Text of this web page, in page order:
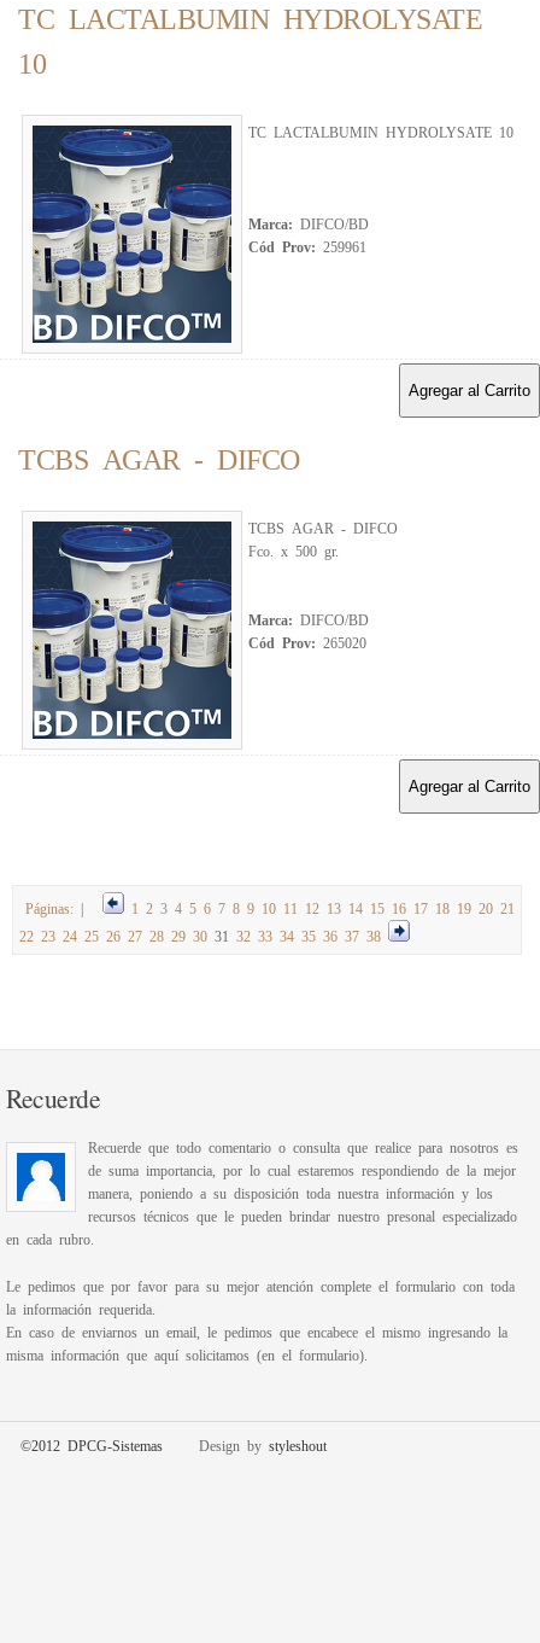
TC LACTALBUMIN HYDROLYSATE
10
TC LACTALBUMIN HYDROLYSATE 10
Marca: DIFCO/BD
Cód Prov: 259961
Agregar al Carrito
TCBS AGAR - DIFCO
TCBS AGAR - DIFCO
Fco. x 500 gr.
Marca: DIFCO/BD
Cód Prov: 265020
Agregar al Carrito
Páginas: | 1 2 3 4 5 6 7 8 9 10 11 12 13 14 15 16 17 18 19 20 21
22 23 24 25 26 27 28 29 30 31 32 33 34 35 36 37 38
Recuerde
Recuerde que todo comentario o consulta que realice para nosotros es
de suma importancia, por lo cual estaremos respondiendo de la mejor
manera, poniendo a su disposición toda nuestra información y los
recursos técnicos que le pueden brindar nuestro presonal especializado
en cada rubro.
Le pedimos que por favor para su mejor atención complete el formulario con toda
la información requerida.
En caso de enviarnos un email, le pedimos que encabece el mismo ingresando la
misma información que aquí solicitamos (en el formulario).
©2012 DPCG-Sistemas Design by styleshout